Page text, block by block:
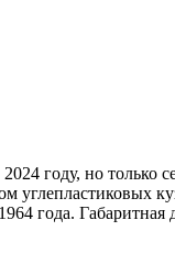
году, но только
углепластиковых
года. Габаритная